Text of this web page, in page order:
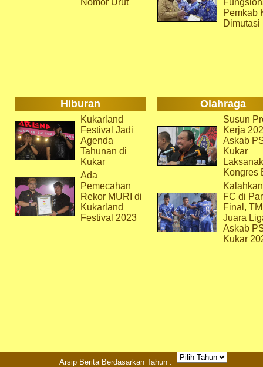
Nomor Urut
Pemkab
Dimutasi
Hiburan Olahraga
Kukarland
Festival Jadi
Agenda
Tahunan di
Kukar
Ada
Pemecahan
Rekor MURI di
Kukarland
Festival 2023
Susun
Kerja
Askab
Kukar
Kongres
FC di
Final,
Juara
Askab
Kukar
Arsip Berita Berdasarkan Tahun :